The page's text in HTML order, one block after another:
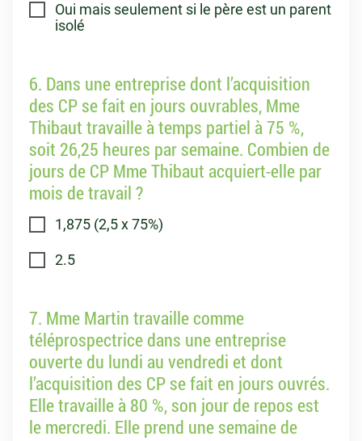
Oui mais seulement si le père est un parent
isolé
6. Dans une entreprise dont l’acquisition
des CP se fait en jours ouvrables, Mme
Thibaut travaille à temps partiel à 75 %,
soit 26,25 heures par semaine. Combien de
jours de CP Mme Thibaut acquiert-elle par
mois de travail ?
1,875 (2,5 x 75%)
2.5
7. Mme Martin travaille comme
téléprospectrice dans une entreprise
ouverte du lundi au vendredi et dont
l’acquisition des CP se fait en jours ouvrés.
Elle travaille à 80 %, son jour de repos est
le mercredi. Elle prend une semaine de